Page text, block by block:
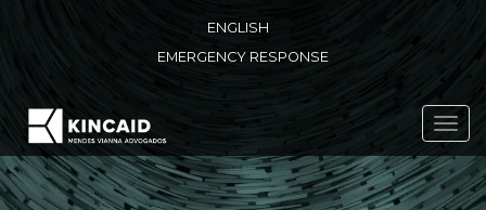
ENGLISH
EMERGENCY RESPONSE